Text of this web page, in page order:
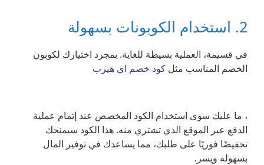
2. استخدام الكوبونات بسهولة
في قسيمة، العملية بسيطة للغاية. بمجرد اختيارك لكوبون
الخصم المناسب مثل كود خصم اي هيرب
، ما عليك سوى استخدام الكود المخصص عند إتمام عملية
الدفع عبر الموقع الذي تشتري منه. هذا الكود سيمنحك
تخفيضًا فوريًا على طلبك، مما يساعدك في توفير المال
بسهولة ويسر.